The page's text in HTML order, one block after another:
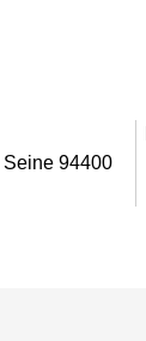
Seine 94400